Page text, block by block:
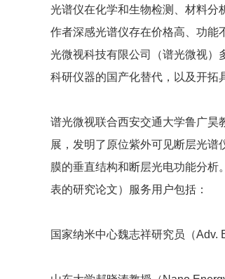
光谱仪在化学和生物检测、材料分
作者深感光谱仪存在价格高、功能
光微视科技有限公司（谱光微视）
科研仪器的国产化替代，以及开拓
谱光微视联合西安交通大学鲁广昊
展，发明了原位紫外可见断层光
膜的垂直结构和断层光电功能分
表的研究论文）服务用户包括：
国家纳米中心魏志祥研究员（Adv.